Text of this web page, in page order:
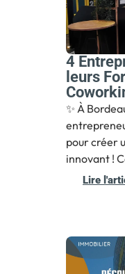
4
leurs
✨ À
pour créer
innovant !
Lire